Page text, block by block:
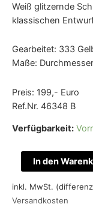
Weiß glitzernde
klassischen
Gearbeitet: 333
Maße:
Preis: 199,- Euro
Ref.Nr. 46348 B
Verfügbarkeit:
Zweifarbig
schön
Menge
In den
inkl. MwSt.
Versandkosten